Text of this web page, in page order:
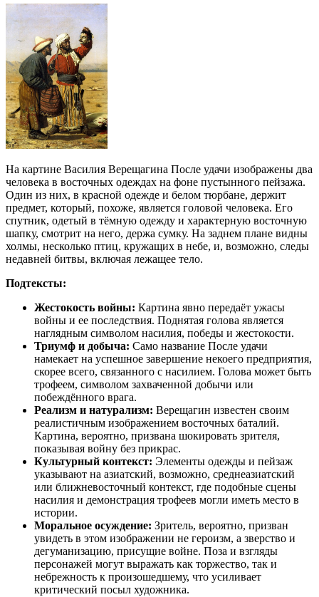
На картине Василия Верещагина После удачи изображены два
человека в восточных одеждах на фоне пустынного пейзажа.
Один из них, в красной одежде и белом тюрбане, держит
предмет, который, похоже, является головой человека. Его
спутник, одетый в тёмную одежду и характерную восточную
шапку, смотрит на него, держа сумку. На заднем плане видны
холмы, несколько птиц, кружащих в небе, и, возможно, следы
недавней битвы, включая лежащее тело.
Подтексты:
Жестокость войны: Картина явно передаёт ужасы
войны и ее последствия. Поднятая голова является
наглядным символом насилия, победы и жестокости.
Триумф и добыча: Само название После удачи
намекает на успешное завершение некоего предприятия,
скорее всего, связанного с насилием. Голова может быть
трофеем, символом захваченной добычи или
побеждённого врага.
Реализм и натурализм: Верещагин известен своим
реалистичным изображением восточных баталий.
Картина, вероятно, призвана шокировать зрителя,
показывая войну без прикрас.
Культурный контекст: Элементы одежды и пейзаж
указывают на азиатский, возможно, среднеазиатский
или ближневосточный контекст, где подобные сцены
насилия и демонстрация трофеев могли иметь место в
истории.
Моральное осуждение: Зритель, вероятно, призван
увидеть в этом изображении не героизм, а зверство и
дегуманизацию, присущие войне. Поза и взгляды
персонажей могут выражать как торжество, так и
небрежность к произошедшему, что усиливает
критический посыл художника.